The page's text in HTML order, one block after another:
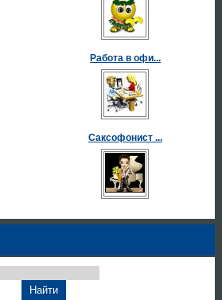
Работа в офи...
Саксофонист ...